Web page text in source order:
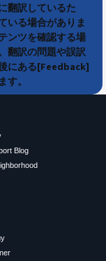
翻訳しているた
いる場合がありま
ンツを確認する場
翻訳の問題や誤訳
にある[Feedback]
。
Blog